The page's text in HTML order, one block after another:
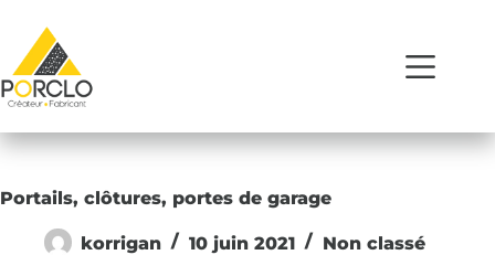
Portails, clôtures, portes de garage
korrigan 10 juin 2021 Non classé